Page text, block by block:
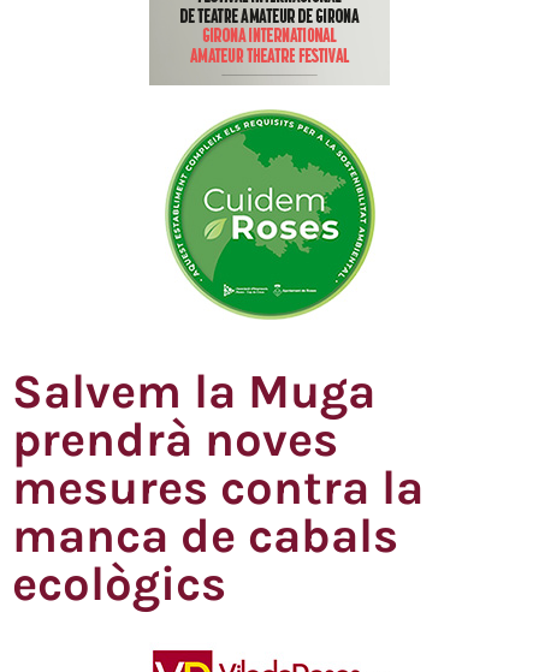
Salvem la Muga
prendrà noves
mesures contra la
manca de cabals
ecològics